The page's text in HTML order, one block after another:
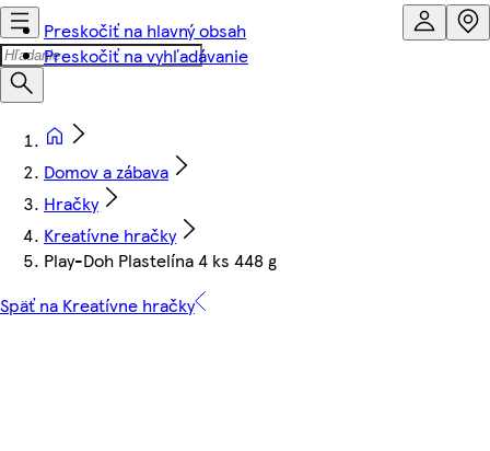
Preskočiť na hlavný obsah
Preskočiť na vyhľadávanie
Domov a zábava
Hračky
Kreatívne hračky
Play-Doh Plastelína 4 ks 448 g
Späť na Kreatívne hračky